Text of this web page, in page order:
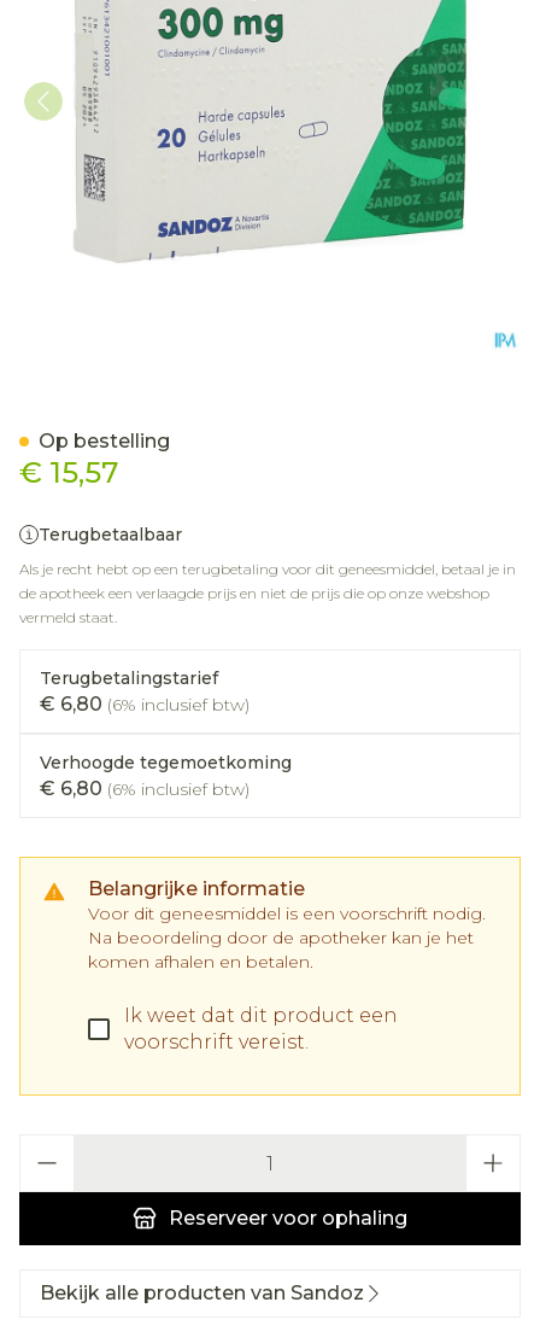
€ 15,57
Terugbetaalbaar
Als je recht hebt op een terugbetaling voor dit geneesmiddel, betaal je in
de apotheek een verlaagde prijs en niet de prijs die op onze webshop
vermeld staat.
Terugbetalingstarief
€ 6,80 (6% inclusief btw)
Verhoogde tegemoetkoming
€ 6,80 (6% inclusief btw)
Belangrijke informatie
Voor dit geneesmiddel is een voorschrift nodig.
Na beoordeling door de apotheker kan je het
komen afhalen en betalen.
Ik weet dat dit product een
voorschrift vereist.
Reserveer voor ophaling
Op bestelling
Bekijk alle producten van Sandoz